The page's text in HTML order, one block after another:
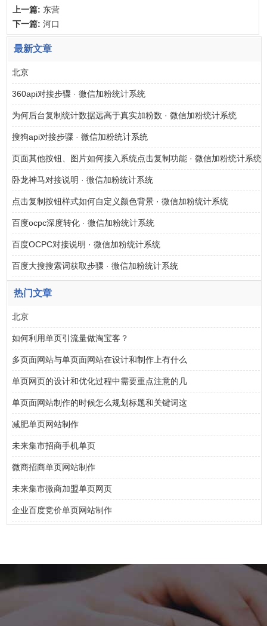
上一篇: 东营
下一篇: 河口
最新文章
北京
360api对接步骤 · 微信加粉统计系统
为何后台复制统计数据远高于真实加粉数 · 微信加粉统计系统
搜狗api对接步骤 · 微信加粉统计系统
页面其他按钮、图片如何接入系统点击复制功能 · 微信加粉统计系统
卧龙神马对接说明 · 微信加粉统计系统
点击复制按钮样式如何自定义颜色背景 · 微信加粉统计系统
百度ocpc深度转化 · 微信加粉统计系统
百度OCPC对接说明 · 微信加粉统计系统
百度大搜搜索词获取步骤 · 微信加粉统计系统
热门文章
北京
如何利用单页引流量做淘宝客？
多页面网站与单页面网站在设计和制作上有什么
单页网页的设计和优化过程中需要重点注意的几
单页面网站制作的时候怎么规划标题和关键词这
减肥单页网站制作
未来集市招商手机单页
微商招商单页网站制作
未来集市微商加盟单页网页
企业百度竞价单页网站制作